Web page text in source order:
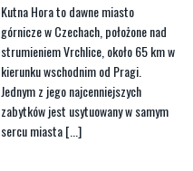
Kutna Hora to dawne miasto
górnicze w Czechach, położone nad
strumieniem Vrchlice, około 65 km w
kierunku wschodnim od Pragi.
Jednym z jego najcenniejszych
zabytków jest usytuowany w samym
sercu miasta [...]